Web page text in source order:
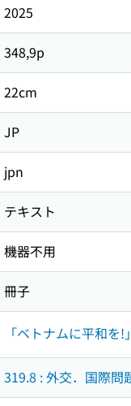
2025
348,9p
22cm
JP
jpn
テキスト
機器不用
冊子
「ベトナムに平和を
319.8 : 外交．国際問